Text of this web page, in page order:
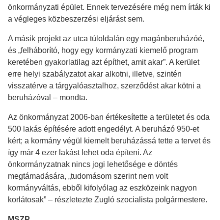
önkormányzati épület. Ennek tervezésére még nem írták ki
a végleges közbeszerzési eljárást sem.
A másik projekt az utca túloldalán egy magánberuházóé,
és „felháborító, hogy egy kormányzati kiemelő program
keretében gyakorlatilag azt építhet, amit akar”. A kerület
erre helyi szabályzatot akar alkotni, illetve, szintén
visszatérve a tárgyalóasztalhoz, szerződést akar kötni a
beruházóval – mondta.
Az önkormányzat 2006-ban értékesítette a területet és oda
500 lakás építésére adott engedélyt. A beruházó 950-et
kért; a kormány végül kiemelt beruházássá tette a tervet és
így már 4 ezer lakást lehet oda építeni. Az
önkormányzatnak nincs jogi lehetősége e döntés
megtámadására, „tudomásom szerint nem volt
kormányváltás, ebből kifolyólag az eszközeink nagyon
korlátosak” – részletezte Zugló szocialista polgármestere.